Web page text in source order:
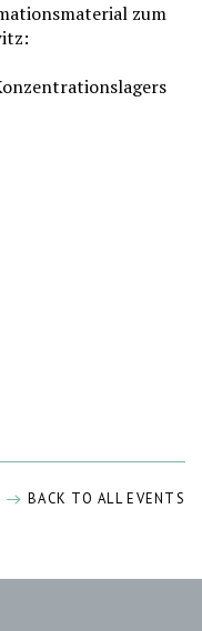
zum
BACK TO ALL EVENTS